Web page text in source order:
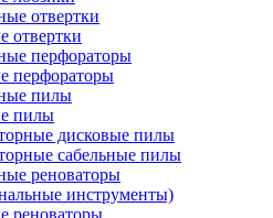
отвертки
перфораторы
пилы
дисковые пилы
сабельные пилы
реноваторы